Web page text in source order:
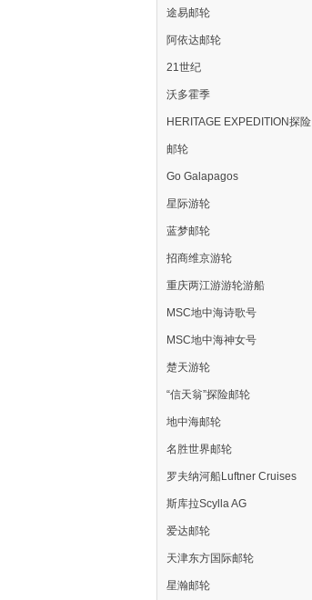
途易邮轮
阿依达邮轮
21世纪
沃多霍季
HERITAGE EXPEDITION探险
邮轮
Go Galapagos
星际游轮
蓝梦邮轮
招商维京游轮
重庆两江游游轮游船
MSC地中海诗歌号
MSC地中海神女号
楚天游轮
“信天翁”探险邮轮
地中海邮轮
名胜世界邮轮
罗夫纳河船Luftner Cruises
斯库拉Scylla AG
爱达邮轮
天津东方国际邮轮
星瀚邮轮